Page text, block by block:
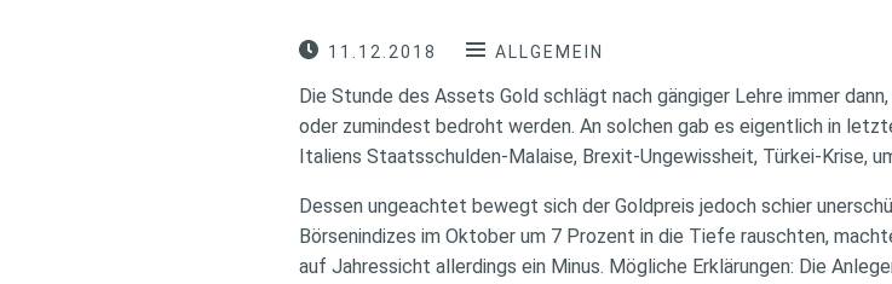
11.12.2018 ALLGEMEIN
Die Stunde des Assets Gold schlägt nach gängiger Lehre immer
oder zumindest bedroht werden. An solchen gab es eigentlich in
Italiens Staatsschulden-Malaise, Brexit-Ungewissheit, Türkei-Krise,
Dessen ungeachtet bewegt sich der Goldpreis jedoch schier
Börsenindizes im Oktober um 7 Prozent in die Tiefe rauschten,
auf Jahressicht allerdings ein Minus. Mögliche Erklärungen: Die